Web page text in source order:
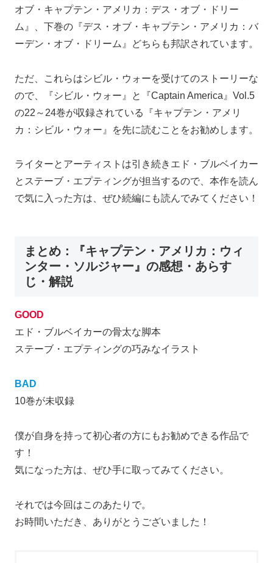
オブ・キャプテン・アメリカ：デス・オブ・ドリー
ム』、下巻の『デス・オブ・キャプテン・アメリカ：バ
ーデン・オブ・ドリーム』どちらも邦訳されています。
ただ、これらはシビル・ウォーを受けてのストーリーな
ので、『シビル・ウォー』と『Captain America』Vol.5
の22～24巻が収録されている『キャプテン・アメリ
カ：シビル・ウォー』を先に読むことをお勧めします。
ライターとアーティストは引き続きエド・ブルベイカー
とステーブ・エプティングが担当するので、本作を読ん
で気に入った方は、ぜひ続編にも読んでみてください！
まとめ：『キャプテン・アメリカ：ウィ
ンター・ソルジャー』の感想・あらす
じ・解説
GOOD
エド・ブルベイカーの骨太な脚本
ステーブ・エプティングの巧みなイラスト
BAD
10巻が未収録
僕が自身を持って初心者の方にもお勧めできる作品で
す！
気になった方は、ぜひ手に取ってみてください。
それでは今回はこのあたりで。
お時間いただき、ありがとうございました！